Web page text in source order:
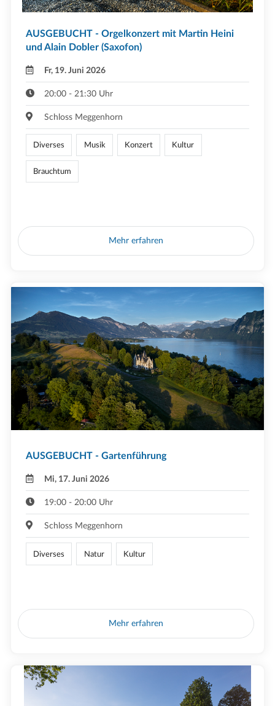
AUSGEBUCHT - Orgelkonzert mit Martin Heini
und Alain Dobler (Saxofon)
Fr, 19. Juni 2026
20:00 - 21:30 Uhr
Schloss Meggenhorn
Diverses Musik Konzert Kultur
Brauchtum
Mehr erfahren
AUSGEBUCHT - Gartenführung
Mi, 17. Juni 2026
19:00 - 20:00 Uhr
Schloss Meggenhorn
Diverses Natur Kultur
Mehr erfahren